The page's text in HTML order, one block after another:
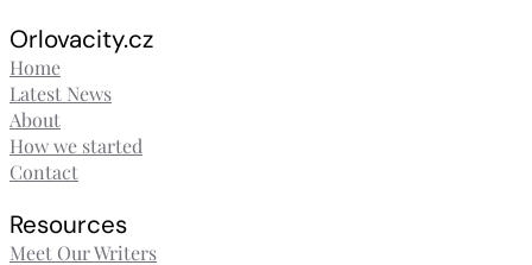
Orlovacity.cz
Home
Latest News
About
How we started
Contact
Resources
Meet Our Writers